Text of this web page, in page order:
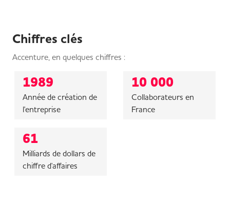
Chiffres clés
Accenture, en quelques chiffres :
1989
Année de création de
l'entreprise
10 000
Collaborateurs en
France
61
Milliards de dollars de
chiffre d'affaires